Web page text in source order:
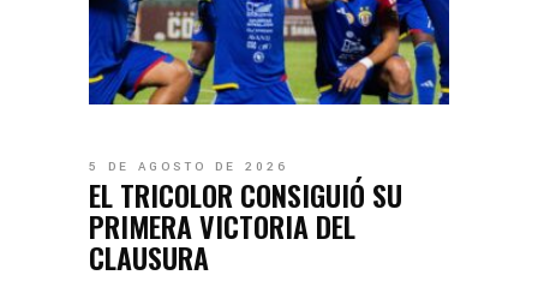
5 DE AGOSTO DE 2026
EL TRICOLOR CONSIGUIÓ SU
PRIMERA VICTORIA DEL
CLAUSURA